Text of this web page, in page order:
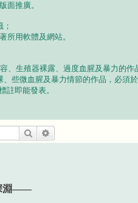
面推廣。
所用軟體及網站。
、生殖器裸露、過度血腥及暴力的作
、些微血腥及暴力情節的作品，必須
註即能發表。
搜尋
淵——